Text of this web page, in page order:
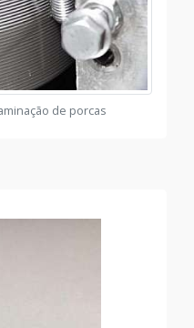
de porcas